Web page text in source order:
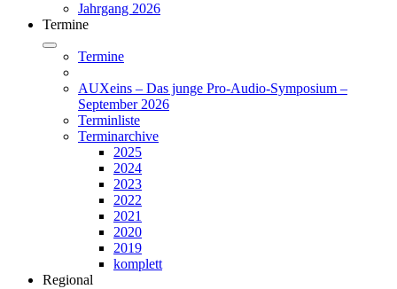
Jahrgang 2026
Termine
Termine
AUXeins – Das junge Pro-Audio-Symposium –
September 2026
Terminliste
Terminarchive
2025
2024
2023
2022
2021
2020
2019
komplett
Regional